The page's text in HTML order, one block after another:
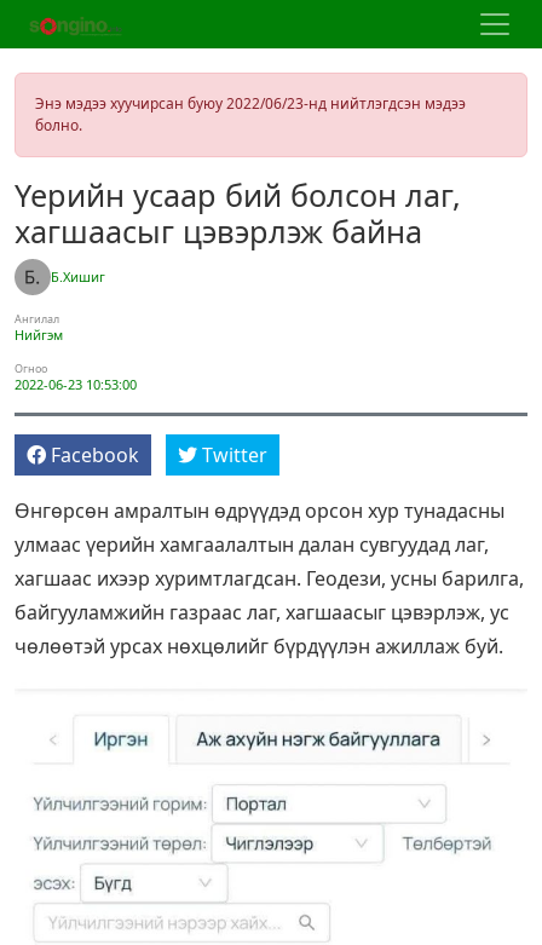
Энэ мэдээ хуучирсан буюу 2022/06/23-нд нийтлэгдсэн мэдээ
болно.
Үерийн усаар бий болсон лаг,
хагшаасыг цэвэрлэж байна
Б.Хишиг
Ангилал
Нийгэм
Огноо
2022-06-23 10:53:00
Facebook Twitter
Өнгөрсөн амралтын өдрүүдэд орсон хур тунадасны
улмаас үерийн хамгаалалтын далан сувгуудад лаг,
хагшаас ихээр хуримтлагдсан. Геодези, усны барилга,
байгууламжийн газраас лаг, хагшаасыг цэвэрлэж, ус
чөлөөтэй урсах нөхцөлийг бүрдүүлэн ажиллаж буй.